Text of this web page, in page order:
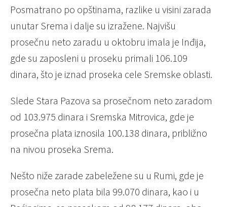
Posmatrano po opštinama, razlike u visini zarada
unutar Srema i dalje su izražene. Najvišu
prosečnu neto zaradu u oktobru imala je Inđija,
gde su zaposleni u proseku primali 106.109
dinara, što je iznad proseka cele Sremske oblasti.
Slede Stara Pazova sa prosečnom neto zaradom
od 103.975 dinara i Sremska Mitrovica, gde je
prosečna plata iznosila 100.138 dinara, približno
na nivou proseka Srema.
Nešto niže zarade zabeležene su u Rumi, gde je
prosečna neto plata bila 99.070 dinara, kao i u